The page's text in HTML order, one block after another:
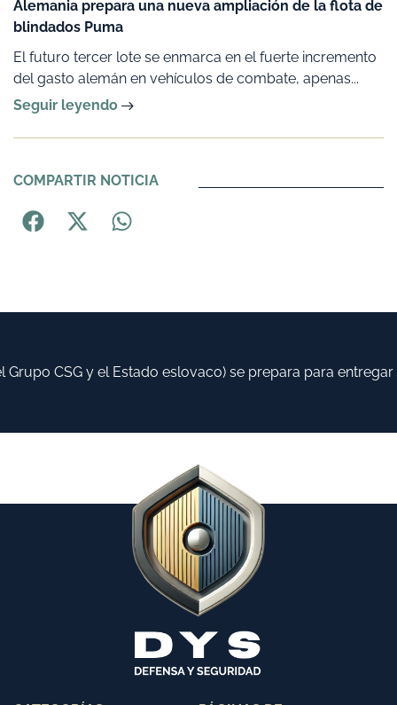
Alemania prepara una nueva ampliación de la flota de
blindados Puma
El futuro tercer lote se enmarca en el fuerte incremento
del gasto alemán en vehículos de combate, apenas...
Seguir leyendo
COMPARTIR NOTICIA
CSG y el Estado eslovaco) se prepara para entregar